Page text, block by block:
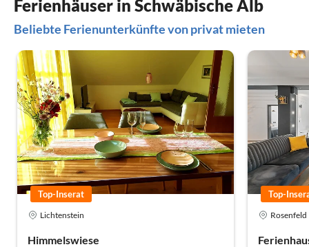
Ferienhäuser in Schwäbische Alb
Beliebte Ferienunterkünfte von privat mieten
Lichtenstein
Himmelswiese
Top-Inserat
Rosenfeld
Top-